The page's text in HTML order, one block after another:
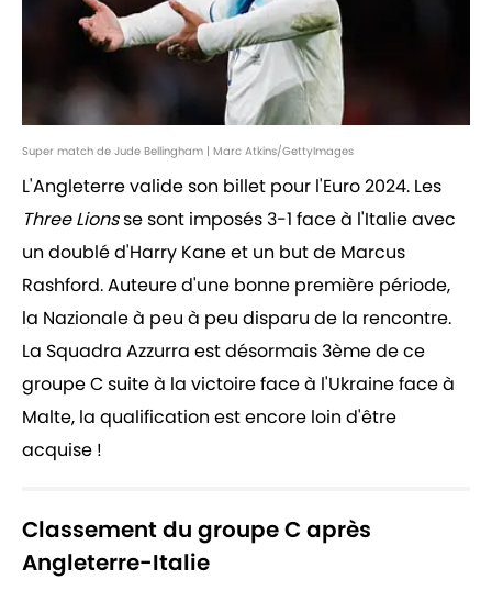
Super match de Jude Bellingham | Marc Atkins/GettyImages
L'Angleterre valide son billet pour l'Euro 2024. Les
Three Lionsse sont imposés 3-1 face à l'Italie avec
un doublé d'Harry Kane et un but de Marcus
Rashford. Auteure d'une bonne première période,
la Nazionale à peu à peu disparu de la rencontre.
La Squadra Azzurra est désormais 3ème de ce
groupe C suite à la victoire face à l'Ukraine face à
Malte, la qualification est encore loin d'être
acquise !
Classement du groupe C après
Angleterre-Italie